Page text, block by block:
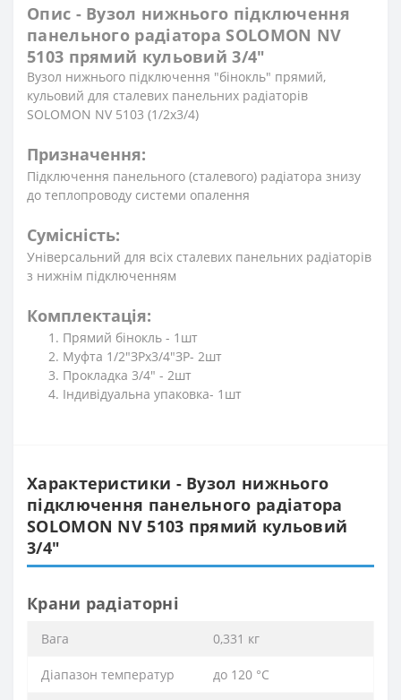
Опис - Вузол нижнього підключення
панельного радіатора SOLOMON NV
5103 прямий кульовий 3/4″
Вузол нижнього підключення ″бінокль″ прямий,
кульовий для сталевих панельних радіаторів
SOLOMON NV 5103 (1/2х3/4)
Призначення:
Підключення панельного (сталевого) радіатора знизу
до теплопроводу системи опалення
Сумісність:
Універсальний для всіх сталевих панельних радіаторів
з нижнім підключенням
Комплектація:
Прямий бінокль - 1шт
Муфта 1/2″ЗРх3/4″ЗР- 2шт
Прокладка 3/4″ - 2шт
Індивідуальна упаковка- 1шт
Характеристики - Вузол нижнього
підключення панельного радіатора
SOLOMON NV 5103 прямий кульовий
3/4″
Крани радіаторні
Вага 0,331 кг
Діапазон температур до 120 °C